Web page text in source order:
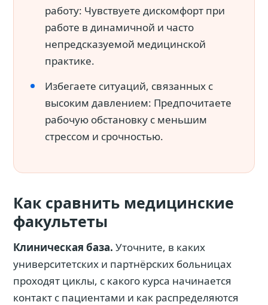
работу: Чувствуете дискомфорт при
работе в динамичной и часто
непредсказуемой медицинской
практике.
Избегаете ситуаций, связанных с
высоким давлением: Предпочитаете
рабочую обстановку с меньшим
стрессом и срочностью.
Как сравнить медицинские
факультеты
Клиническая база. Уточните, в каких
университетских и партнёрских больницах
проходят циклы, с какого курса начинается
контакт с пациентами и как распределяются